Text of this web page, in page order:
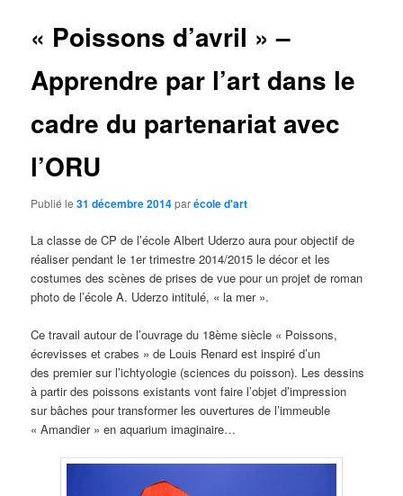
« Poissons d’avril » –
Apprendre par l’art dans le
cadre du partenariat avec
l’ORU
Publié le31 décembre 2014parécole d'art
La classe de CP de l’école Albert Uderzo aura pour objectif de
réaliser pendant le 1er trimestre 2014/2015 le décor et les
costumes des scènes de prises de vue pour un projet de roman
photo de l’école A. Uderzo intitulé, « la mer ».
Ce travail autour de l’ouvrage du 18ème siècle « Poissons,
écrevisses et crabes » de Louis Renard est inspiré d’un
des premier sur l’ichtyologie (sciences du poisson). Les dessins
à partir des poissons existants vont faire l’objet d’impression
sur bâches pour transformer les ouvertures de l’immeuble
« Amandier » en aquarium imaginaire…